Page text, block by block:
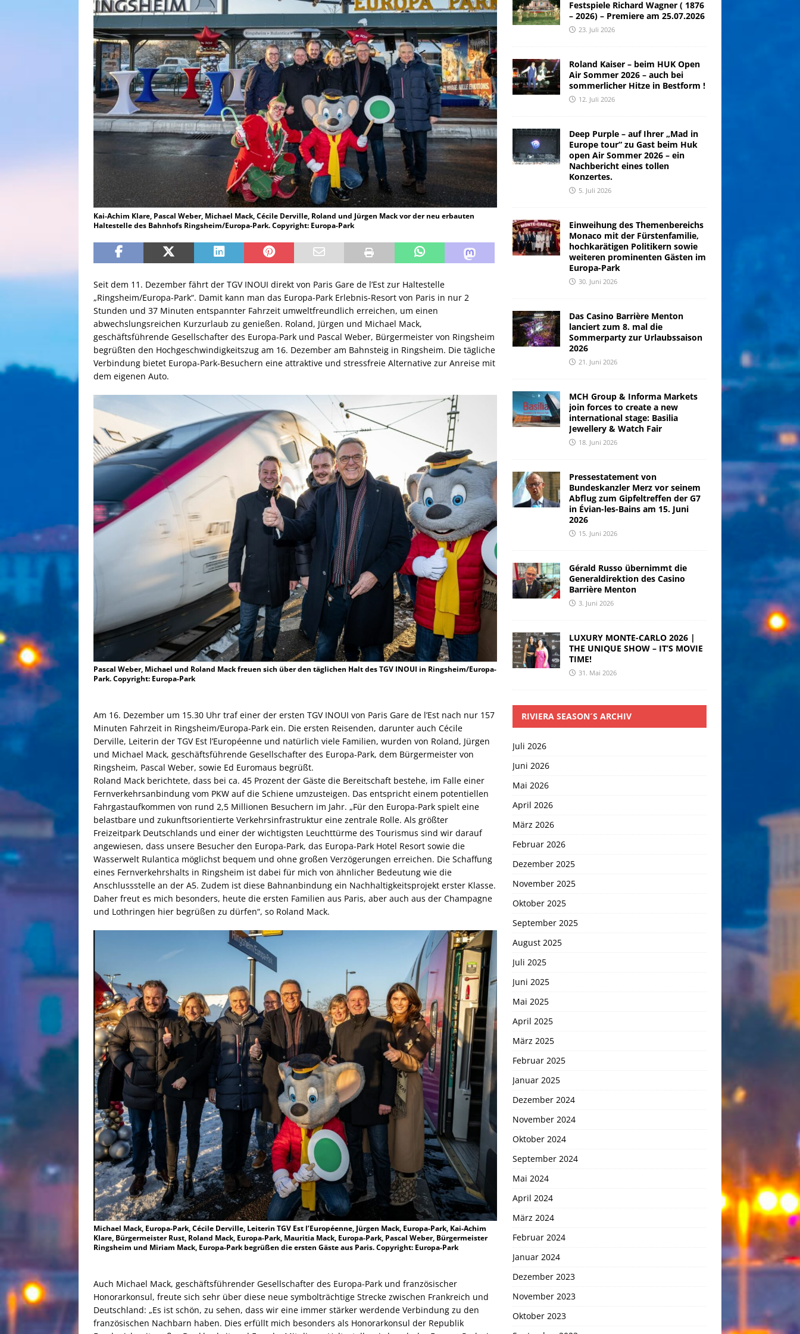
Kai-Achim Klare, Pascal Weber, Michael Mack, Cécile Derville, Roland und Jürgen Mack vor der neu erbauten
Haltestelle des Bahnhofs Ringsheim/Europa-Park. Copyright: Europa-Park
Seit dem 11. Dezember fährt der TGV INOUI direkt von Paris Gare de l’Est zur Haltestelle
„Ringsheim/Europa-Park“. Damit kann man das Europa-Park Erlebnis-Resort von Paris in nur 2
Stunden und 37 Minuten entspannter Fahrzeit umweltfreundlich erreichen, um einen
abwechslungsreichen Kurzurlaub zu genießen. Roland, Jürgen und Michael Mack,
geschäftsführende Gesellschafter des Europa-Park und Pascal Weber, Bürgermeister von Ringsheim
begrüßten den Hochgeschwindigkeitszug am 16. Dezember am Bahnsteig in Ringsheim. Die tägliche
Verbindung bietet Europa-Park-Besuchern eine attraktive und stressfreie Alternative zur Anreise mit
dem eigenen Auto.
Pascal Weber, Michael und Roland Mack freuen sich über den täglichen Halt des TGV INOUI in Ringsheim/Europa-
Park. Copyright: Europa-Park
Am 16. Dezember um 15.30 Uhr traf einer der ersten TGV INOUI von Paris Gare de l’Est nach nur 157
Minuten Fahrzeit in Ringsheim/Europa-Park ein. Die ersten Reisenden, darunter auch Cécile
Derville, Leiterin der TGV Est l’Européenne und natürlich viele Familien, wurden von Roland, Jürgen
und Michael Mack, geschäftsführende Gesellschafter des Europa-Park, dem Bürgermeister von
Ringsheim, Pascal Weber, sowie Ed Euromaus begrüßt.
Roland Mack berichtete, dass bei ca. 45 Prozent der Gäste die Bereitschaft bestehe, im Falle einer
Fernverkehrsanbindung vom PKW auf die Schiene umzusteigen. Das entspricht einem potentiellen
Fahrgastaufkommen von rund 2,5 Millionen Besuchern im Jahr. „Für den Europa-Park spielt eine
belastbare und zukunftsorientierte Verkehrsinfrastruktur eine zentrale Rolle. Als größter
Freizeitpark Deutschlands und einer der wichtigsten Leuchttürme des Tourismus sind wir darauf
angewiesen, dass unsere Besucher den Europa-Park, das Europa-Park Hotel Resort sowie die
Wasserwelt Rulantica möglichst bequem und ohne großen Verzögerungen erreichen. Die Schaffung
eines Fernverkehrshalts in Ringsheim ist dabei für mich von ähnlicher Bedeutung wie die
Anschlussstelle an der A5. Zudem ist diese Bahnanbindung ein Nachhaltigkeitsprojekt erster Klasse.
Daher freut es mich besonders, heute die ersten Familien aus Paris, aber auch aus der Champagne
und Lothringen hier begrüßen zu dürfen“, so Roland Mack.
Michael Mack, Europa-Park, Cécile Derville, Leiterin TGV Est l’Européenne, Jürgen Mack, Europa-Park, Kai-Achim
Klare, Bürgermeister Rust, Roland Mack, Europa-Park, Mauritia Mack, Europa-Park, Pascal Weber, Bürgermeister
Ringsheim und Miriam Mack, Europa-Park begrüßen die ersten Gäste aus Paris. Copyright: Europa-Park
Auch Michael Mack, geschäftsführender Gesellschafter des Europa-Park und französischer
Honorarkonsul, freute sich sehr über diese neue symbolträchtige Strecke zwischen Frankreich und
Deutschland: „Es ist schön, zu sehen, dass wir eine immer stärker werdende Verbindung zu den
französischen Nachbarn haben. Dies erfüllt mich besonders als Honorarkonsul der Republik
Festspiele Richard Wagner ( 1876
– 2026) – Premiere am 25.07.2026
23. Juli 2026
Roland Kaiser – beim HUK Open
Air Sommer 2026 – auch bei
sommerlicher Hitze in Bestform !
12. Juli 2026
Deep Purple – auf Ihrer „Mad in
Europe tour“ zu Gast beim Huk
open Air Sommer 2026 – ein
Nachbericht eines tollen
Konzertes.
5. Juli 2026
Einweihung des Themenbereichs
Monaco mit der Fürstenfamilie,
hochkarätigen Politikern sowie
weiteren prominenten Gästen im
Europa-Park
30. Juni 2026
Das Casino Barrière Menton
lanciert zum 8. mal die
Sommerparty zur Urlaubssaison
2026
21. Juni 2026
MCH Group & Informa Markets
join forces to create a new
international stage: Basilia
Jewellery & Watch Fair
18. Juni 2026
Pressestatement von
Bundeskanzler Merz vor seinem
Abflug zum Gipfeltreffen der G7
in Évian-les-Bains am 15. Juni
2026
15. Juni 2026
Gérald Russo übernimmt die
Generaldirektion des Casino
Barrière Menton
3. Juni 2026
LUXURY MONTE-CARLO 2026 |
THE UNIQUE SHOW – IT’S MOVIE
TIME!
31. Mai 2026
RIVIERA SEASON´S ARCHIV
Juli 2026
Juni 2026
Mai 2026
April 2026
März 2026
Februar 2026
Dezember 2025
November 2025
Oktober 2025
September 2025
August 2025
Juli 2025
Juni 2025
Mai 2025
April 2025
März 2025
Februar 2025
Januar 2025
Dezember 2024
November 2024
Oktober 2024
September 2024
Mai 2024
April 2024
März 2024
Februar 2024
Januar 2024
Dezember 2023
November 2023
Oktober 2023